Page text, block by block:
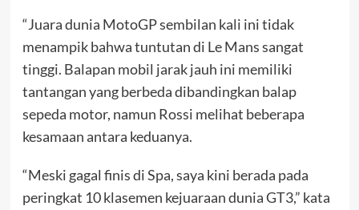
“Juara dunia MotoGP sembilan kali ini tidak
menampik bahwa tuntutan di Le Mans sangat
tinggi. Balapan mobil jarak jauh ini memiliki
tantangan yang berbeda dibandingkan balap
sepeda motor, namun Rossi melihat beberapa
kesamaan antara keduanya.
“Meski gagal finis di Spa, saya kini berada pada
peringkat 10 klasemen kejuaraan dunia GT3,” kata